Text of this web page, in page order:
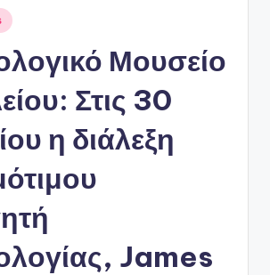
Μουσείο
Στις 30
η διάλεξη
James